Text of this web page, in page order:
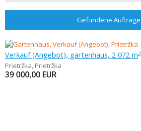
Gefundene Aufträge
Verkauf (Angebot), gartenhaus, 2 072 m2
Prietržka, Prietržka
39 000,00 EUR